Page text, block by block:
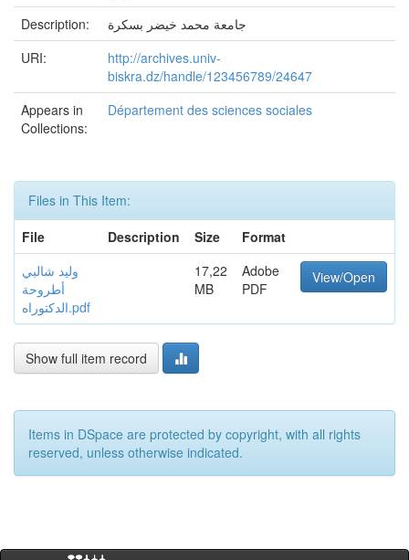
Description:
جامعة محمد خيضر بسكرة
URI:
http://archives.univ-
biskra.dz/handle/123456789/24647
Appears in
Collections:
Département des sciences sociales
Files in This Item:
File
Description Size
Format
وليد شالبي
أطروحة
الدكتوراه.pdf
17,22
MB
Adobe
PDF
View/Open
Show full item record
Items in DSpace are protected by copyright, with all rights
reserved, unless otherwise indicated.